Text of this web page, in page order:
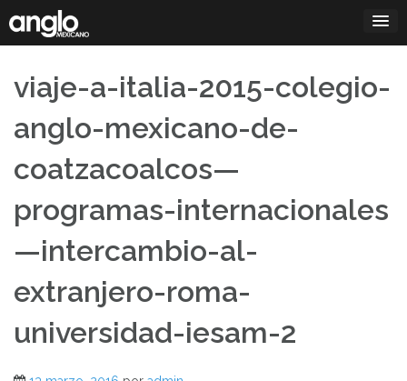
contenido
viaje-a-italia-2015-colegio-
anglo-mexicano-de-
coatzacoalcos—
programas-internacionales
—intercambio-al-
extranjero-roma-
universidad-iesam-2